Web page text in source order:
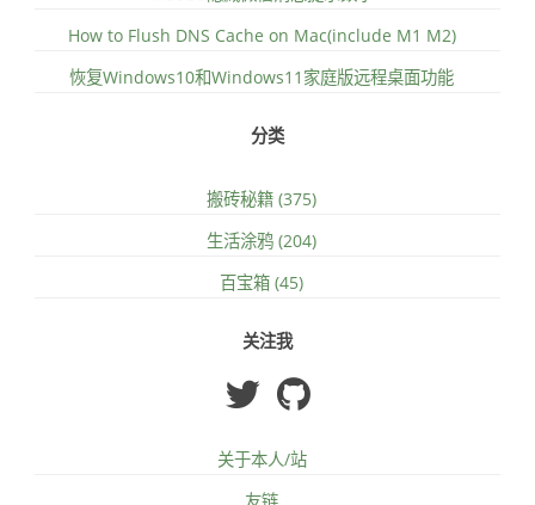
How to Flush DNS Cache on Mac(include M1 M2)
恢复Windows10和Windows11家庭版远程桌面功能
分类
搬砖秘籍 (375)
生活涂鸦 (204)
百宝箱 (45)
关注我
关于本人/站
友链